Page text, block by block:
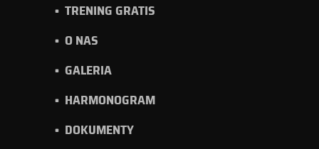
TRENING GRATIS
O NAS
GALERIA
HARMONOGRAM
DOKUMENTY